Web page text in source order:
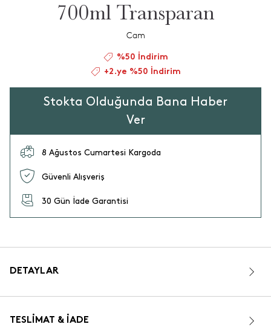
700ml Transparan
Cam
%50 İndirim
+2.ye %50 İndirim
Stokta Olduğunda Bana Haber
Ver
8 Ağustos Cumartesi Kargoda
Güvenli Alışveriş
30 Gün İade Garantisi
DETAYLAR
TESLIMAT & İADE